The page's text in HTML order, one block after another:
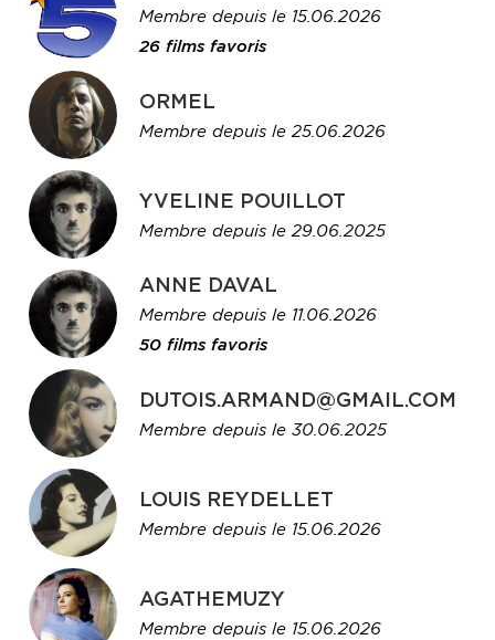
Membre depuis le 15.06.2026
26 films favoris
ORMEL
Membre depuis le 25.06.2026
YVELINE POUILLOT
Membre depuis le 29.06.2025
ANNE DAVAL
Membre depuis le 11.06.2026
50 films favoris
DUTOIS.ARMAND@GMAIL.COM
Membre depuis le 30.06.2025
LOUIS REYDELLET
Membre depuis le 15.06.2026
AGATHEMUZY
Membre depuis le 15.06.2026